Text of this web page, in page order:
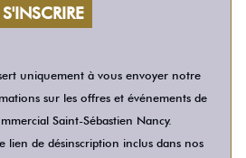
uniquement à vous envoyer notre
sur les offres et événements de
Saint-Sébastien Nancy.
lien de désinscription inclus dans nos